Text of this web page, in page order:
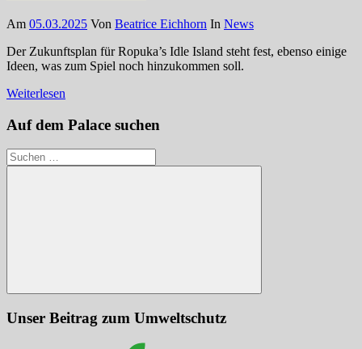
Am 05.03.2025 Von Beatrice Eichhorn In News
Der Zukunftsplan für Ropuka’s Idle Island steht fest, ebenso einige
Ideen, was zum Spiel noch hinzukommen soll.
Weiterlesen
Auf dem Palace suchen
Suchen
nach:
Suchen
Unser Beitrag zum Umweltschutz